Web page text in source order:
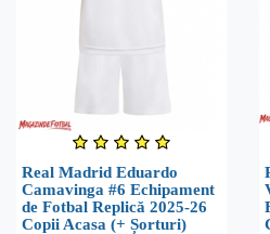
Real Madrid Eduardo
Camavinga #6 Echipament
de Fotbal Replică 2025-26
Copii Acasa (+ Șorturi)